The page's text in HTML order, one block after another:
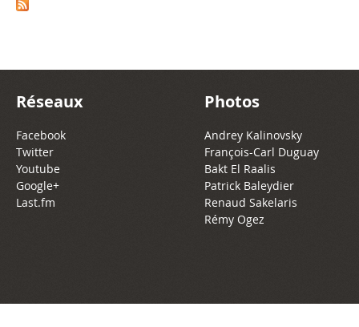
Réseaux
Facebook
Twitter
Youtube
Google+
Last.fm
Photos
Andrey Kalinovsky
François-Carl Duguay
Bakt El Raalis
Patrick Baleydier
Renaud Sakelaris
Rémy Ogez